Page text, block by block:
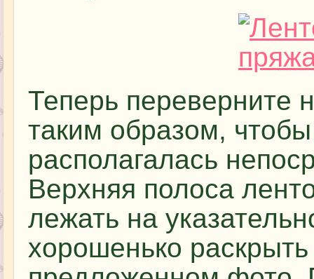
Теперь переверните
таким образом, чтобы
располагалась
Верхняя полоса
лежать на
хорошенько